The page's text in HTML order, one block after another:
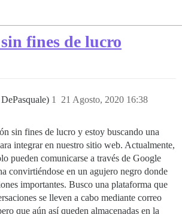
fines de lucro
21 Agosto, 2020 16:38
1
sin fines de lucro y estoy buscando una
integrar en nuestro sitio web. Actualmente,
pueden comunicarse a través de Google
convirtiéndose en un agujero negro donde
importantes. Busco una plataforma que
se lleven a cabo mediante correo
que aún así queden almacenadas en la